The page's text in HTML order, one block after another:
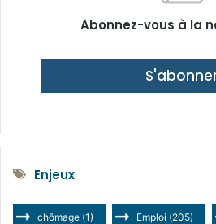
Abonnez-vous à la
Enjeux
chômage (1) Emploi (205)